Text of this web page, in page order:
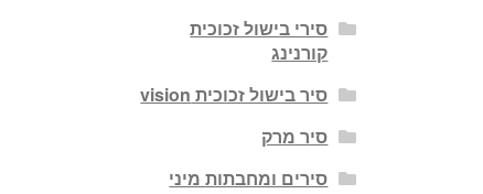
סירי בישול זכוכית
קורנינג
סיר בישול זכוכית vision
סיר מרק
סירים ומחבתות מיני